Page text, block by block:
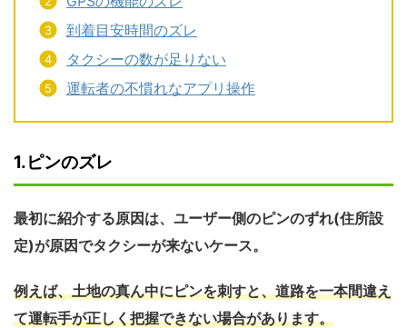
到着目安時間のズレ
タクシーの数が足りない
運転者の不慣れなアプリ操作
1.ピンのズレ
最初に紹介する原因は、ユーザー側のピンのずれ(住所設
定)が原因でタクシーが来ないケース。
例えば、土地の真ん中にピンを刺すと、道路を一本間違え
て運転手が正しく把握できない場合があります。